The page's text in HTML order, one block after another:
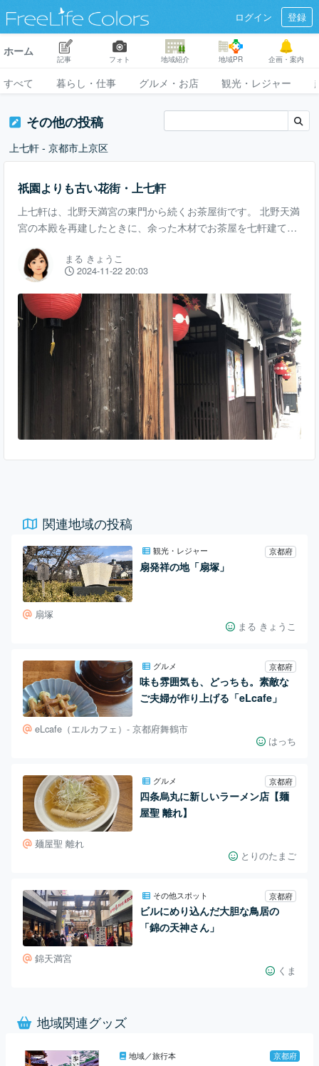
ログイン 登録
ホーム
記事 フォト 地域紹介 地域PR 企画・案内
すべて 暮らし・仕事 グルメ・お店 観光・レジャー
その他の投稿
上七軒 - 京都市上京区
祇園よりも古い花街・上七軒
上七軒は、北野天満宮の東門から続くお茶屋街です。 北野天満
宮の本殿を再建したときに、余った木材でお茶屋を七軒建てた
います。 上七軒を歩いていると目に入るのが、団子がくるっと
一周したような模様の提灯。 古い町屋の軒下に提灯が揺れて、
とても花街らしい雰囲気です。 団子の模様は、豊臣秀吉が北野
天満宮で大茶会を開いた際、七軒茶屋で出されたみたらし団子
が気に入り、七軒茶屋にみたらし団子を売る特権を与えたこと
に由来するそうです。 特権の証なのですね。
まる きょうこ
2024-11-22 20:03
関連地域の投稿
観光・レジャー 京都府
扇発祥の地「扇塚」
扇塚
まる きょうこ
グルメ 京都府
味も雰囲気も、どっちも。素敵な
ご夫婦が作り上げる「eLcafe」
eLcafe（エルカフェ）- 京都府舞鶴市
はっち
グルメ 京都府
四条烏丸に新しいラーメン店【麺
屋聖 離れ】
麺屋聖 離れ
とりのたまご
その他スポット 京都府
ビルにめり込んだ大胆な鳥居の
「錦の天神さん」
錦天満宮
くま
地域関連グッズ
地域／旅行本 京都府